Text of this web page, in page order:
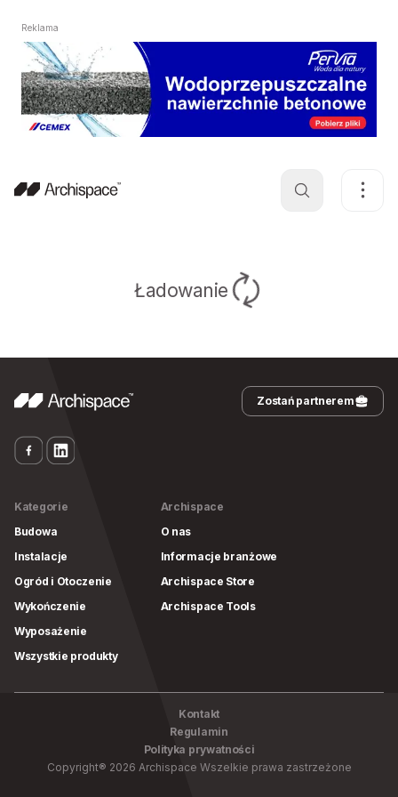
Reklama
Ładowanie
Zostań partnerem
Kategorie
Budowa
Instalacje
Ogród i Otoczenie
Wykończenie
Wyposażenie
Wszystkie produkty
Archispace
O nas
Informacje branżowe
Archispace Store
Archispace Tools
Kontakt
Regulamin
Polityka prywatności
Copyright® 2026 Archispace Wszelkie prawa zastrzeżone